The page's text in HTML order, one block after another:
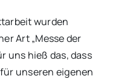
wurden
Art „Messe der
uns hieß das, dass
unseren eigenen